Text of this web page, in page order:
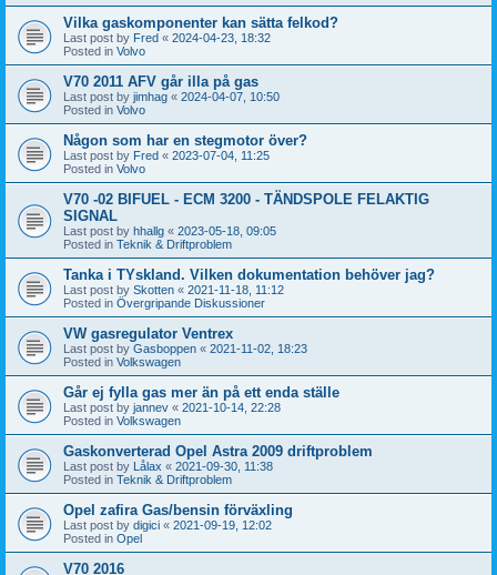
Vilka gaskomponenter kan sätta felkod?
Last post by Fred « 2024-04-23, 18:32
Posted in Volvo
V70 2011 AFV går illa på gas
Last post by jimhag « 2024-04-07, 10:50
Posted in Volvo
Någon som har en stegmotor över?
Last post by Fred « 2023-07-04, 11:25
Posted in Volvo
V70 -02 BIFUEL - ECM 3200 - TÄNDSPOLE FELAKTIG
SIGNAL
Last post by hhallg « 2023-05-18, 09:05
Posted in Teknik & Driftproblem
Tanka i TYskland. Vilken dokumentation behöver jag?
Last post by Skotten « 2021-11-18, 11:12
Posted in Övergripande Diskussioner
VW gasregulator Ventrex
Last post by Gasboppen « 2021-11-02, 18:23
Posted in Volkswagen
Går ej fylla gas mer än på ett enda ställe
Last post by jannev « 2021-10-14, 22:28
Posted in Volkswagen
Gaskonverterad Opel Astra 2009 driftproblem
Last post by Lålax « 2021-09-30, 11:38
Posted in Teknik & Driftproblem
Opel zafira Gas/bensin förväxling
Last post by digici « 2021-09-19, 12:02
Posted in Opel
V70 2016